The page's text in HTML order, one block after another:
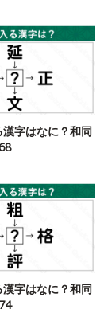
漢字はなに？和同
漢字はなに？和同